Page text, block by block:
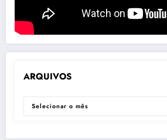
ARQUIVOS
ARQUIVOS